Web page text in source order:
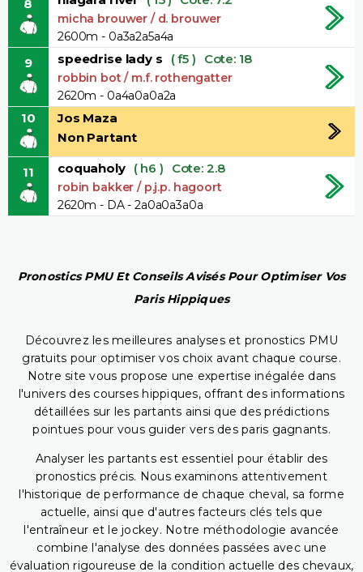
8
micha brouwer / d. brouwer
2600m - 0a3a2a5a4a
9 speedrise lady s ( f5 ) Cote: 18
robbin bot / m.f. rothengatter
2620m - 0a4a0a0a2a
10
Jos Maza
Non Partant
11 coquaholy ( h6 ) Cote: 2.8
robin bakker / p.j.p. hagoort
2620m - DA - 2a0a0a3a0a
Pronostics PMU Et Conseils Avisés Pour Optimiser Vos
Paris Hippiques
Découvrez les meilleures analyses et pronostics PMU
gratuits pour optimiser vos choix avant chaque course.
Notre site vous propose une expertise inégalée dans
l'univers des courses hippiques, offrant des informations
détaillées sur les partants ainsi que des prédictions
pointues pour vous guider vers des paris gagnants.
Analyser les partants est essentiel pour établir des
pronostics précis. Nous examinons attentivement
l'historique de performance de chaque cheval, sa forme
actuelle, ainsi que d'autres facteurs clés tels que
l'entraîneur et le jockey. Notre méthodologie avancée
combine l'analyse des données passées avec une
évaluation rigoureuse de la condition actuelle des chevaux,